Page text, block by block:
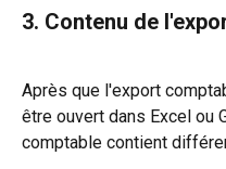
3. Contenu de
Après que l'export
être ouvert dans Excel ou
comptable contient